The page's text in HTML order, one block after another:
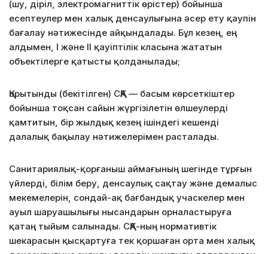
(шу, діріл, электромагниттік өрістер) бойынша
есептеулер мен халық денсаулығына әсер ету қаупін
бағалау нәтижесінде айқындалады. Бұл кезең, ең
алдымен, I және II қауіптілік класына жататын
объектілерге қатысты қолданылады;
Қорытынды (бекітілген) СҚА — басым көрсеткіштер
бойынша тоқсан сайын жүргізілетін өлшеулерді
қамтитын, бір жылдық кезең ішіндегі кешенді
далалық бақылау нәтижелерімен расталады.
Санитариялық-қорғаныш аймағының шегінде тұрғын
үйлерді, білім беру, денсаулық сақтау және демалыс
мекемелерін, сондай-ақ бағбандық учаскелер мен
ауыл шаруашылығы нысандарын орналастыруға
қатаң тыйым салынады. СҚА-ның нормативтік
шекарасын қысқартуға тек қоршаған орта мен халық